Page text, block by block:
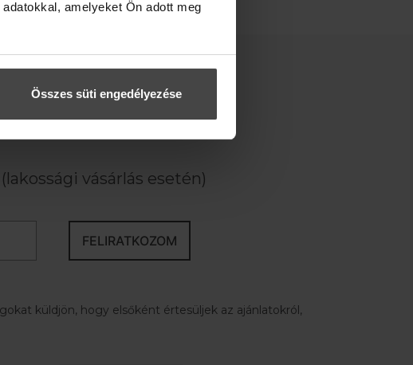
amelyeket Ön adott meg
Összes süti engedélyezése
AKCIÓINKRÓL!
vásárlás esetén)
FELIRATKOZOM
küldjön, hogy elsőként értesüljek az ajánlatokról,